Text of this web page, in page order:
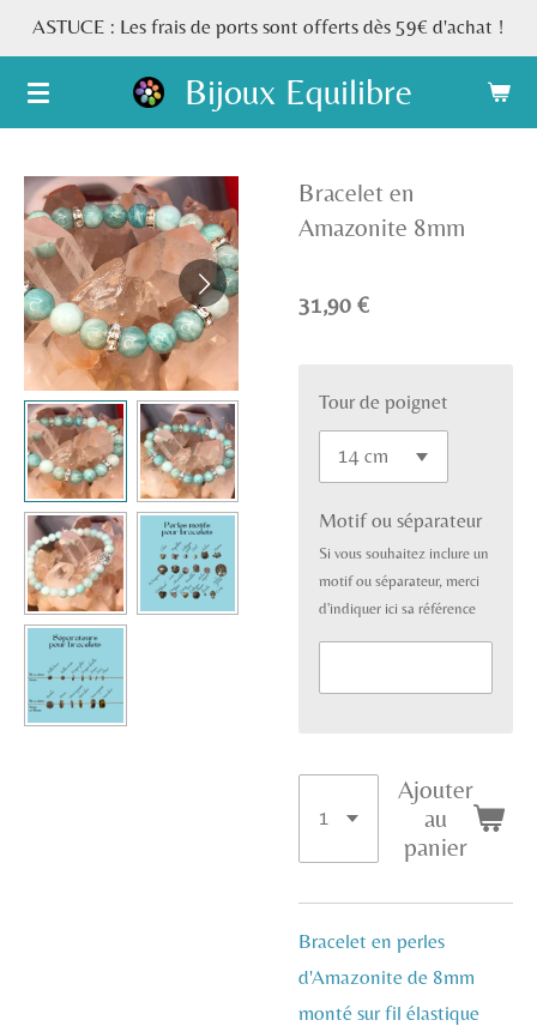
Passer
au
contenu
principal
Bijoux Equilibre
ASTUCE : Les frais de ports sont offerts dès 59€ d'achat !
Bracelet en
Amazonite 8mm
31,90 €
Tour de poignet
Motif ou séparateur
Si vous souhaitez inclure un
motif ou séparateur, merci
d'indiquer ici sa référence
Ajouter
au
panier
Bracelet en perles
d'Amazonite de 8mm
monté sur fil élastique